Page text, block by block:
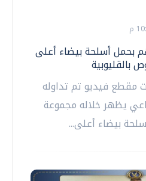
بحمل أسلحة بيضاء أعلى
بالقليوبية
فيديو تم تداوله
يظهر خلاله مجموعة
بيضاء أعلى...